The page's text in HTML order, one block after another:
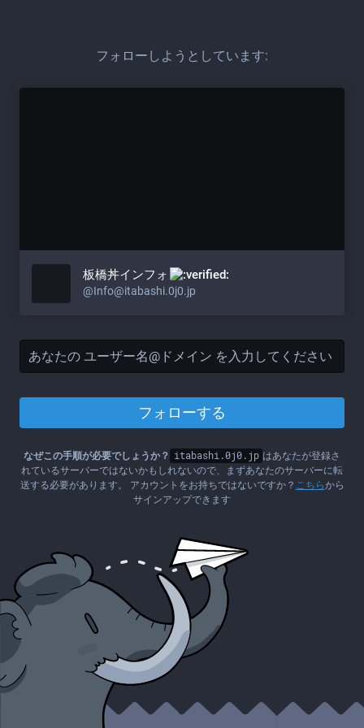
フォローしようとしています:
板橋丼インフォ​
@Info@itabashi.0j0.jp
フォローする
なぜこの手順が必要でしょうか？ itabashi.0j0.jp はあなたが登録さ
れているサーバーではないかもしれないので、まずあなたのサーバーに転
送する必要があります。 アカウントをお持ちではないですか？ こちらから
サインアップできます